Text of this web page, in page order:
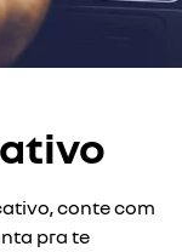
conte com
pra te